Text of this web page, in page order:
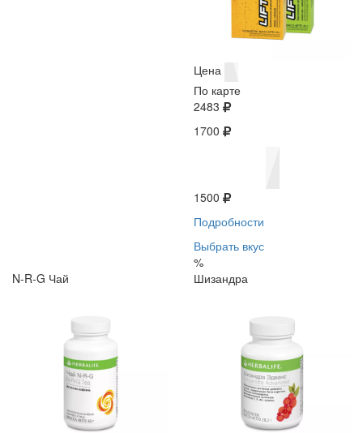
Цена
По карте
2483
1700
1500
Подробности
Выбрать вкус
%
N-R-G Чай
Шизандра